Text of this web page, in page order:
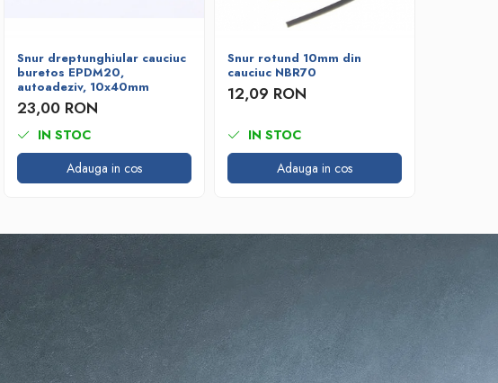
Snur dreptunghiular cauciuc
buretos EPDM20,
autoadeziv, 10x40mm
23,00 RON
IN STOC
Adauga in cos
Snur rotund 10mm din
cauciuc NBR70
12,09 RON
IN STOC
Adauga in cos